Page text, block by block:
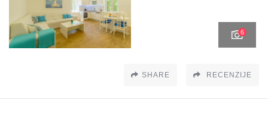
6
SHARE RECENZIJE